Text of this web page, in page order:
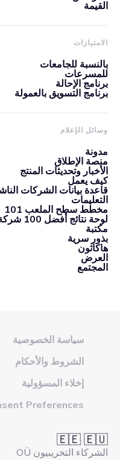
القيمة
الامتيازات
بالنسبة للجامعات
للمسرعات
برنامج الإحالة
برنامج التسويق بالعمولة
وسائل الإعلام
مدونة
منصة الإطلاق
الأخبار وتحديثات المنتج
كيف يعمل
قاعدة بيانات الشركات
التعليمات
مخطط سطح الملعب 101
لوحة نتائج أفضل 100 شركة ناشئة
مكتبة
بذور سرية
هاكاثون
العرض
المجتمع
سياسة الخصوصية
الشروط والأحكام
إخلاء المسؤولية
Preferences
🇪🇪 🇪🇺
الشركاء التخريبيون OÜ